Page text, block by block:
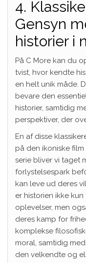
4.
Gensyn
historier i
På C More kan du
tvist, hvor kendte
en helt unik måde.
bevare den
historier, samtidig
perspektiver, der
En af disse
på den ikoniske film
serie bliver vi taget
forlystelsespark
kan leve ud deres
er historien ikke
oplevelser, men
deres kamp for
komplekse
moral, samtidig
den velkendte og